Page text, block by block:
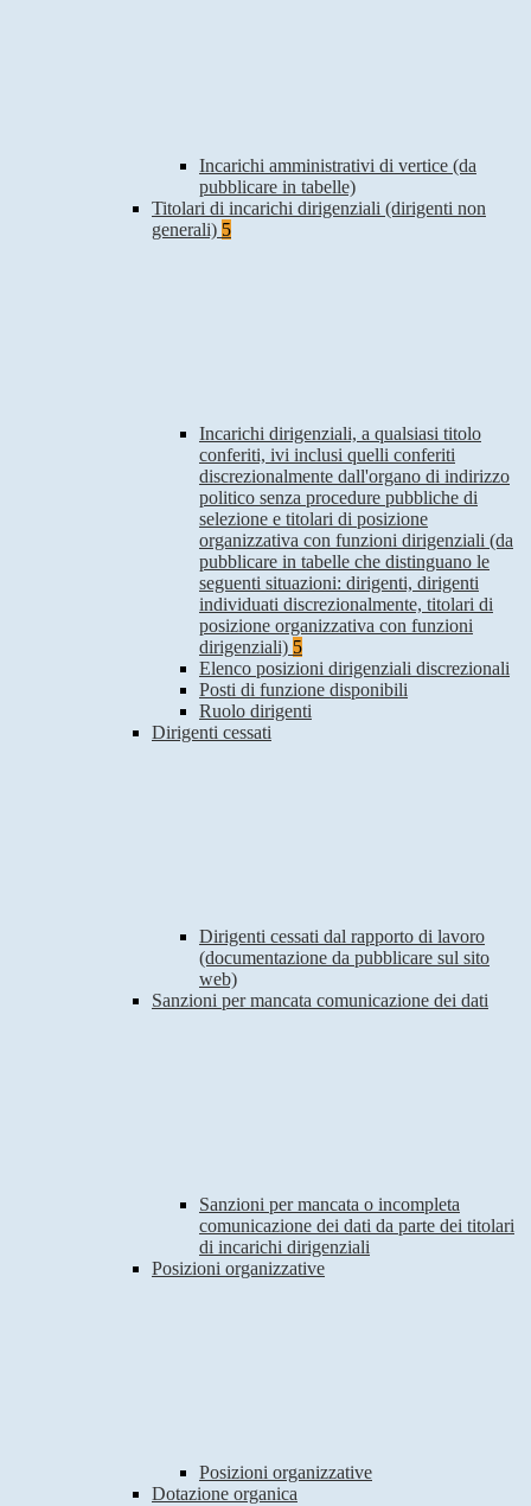
Incarichi amministrativi di vertice (da
pubblicare in tabelle)
Titolari di incarichi dirigenziali (dirigenti non
generali) 5
Incarichi dirigenziali, a qualsiasi titolo
conferiti, ivi inclusi quelli conferiti
discrezionalmente dall'organo di indirizzo
politico senza procedure pubbliche di
selezione e titolari di posizione
organizzativa con funzioni dirigenziali (da
pubblicare in tabelle che distinguano le
seguenti situazioni: dirigenti, dirigenti
individuati discrezionalmente, titolari di
posizione organizzativa con funzioni
dirigenziali) 5
Elenco posizioni dirigenziali discrezionali
Posti di funzione disponibili
Ruolo dirigenti
Dirigenti cessati
Dirigenti cessati dal rapporto di lavoro
(documentazione da pubblicare sul sito
web)
Sanzioni per mancata comunicazione dei dati
Sanzioni per mancata o incompleta
comunicazione dei dati da parte dei titolari
di incarichi dirigenziali
Posizioni organizzative
Posizioni organizzative
Dotazione organica